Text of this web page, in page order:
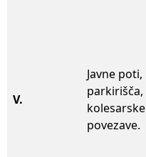
V.
Javne poti,
parkirišča,
kolesarske
povezave.